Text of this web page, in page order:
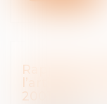
Rapport de
l’articulation
2001/29